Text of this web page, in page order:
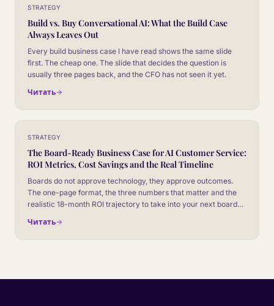
STRATEGY
Build vs. Buy Conversational AI: What the Build Case
Always Leaves Out
Every build business case I have read shows the same slide
first. The cheap one. The slide that decides the question is
usually three pages back, and the CFO has not seen it yet.
Читать
STRATEGY
The Board-Ready Business Case for AI Customer Service:
ROI Metrics, Cost Savings and the Real Timeline
Boards do not approve technology, they approve outcomes.
The one-page format, the three numbers that matter and the
realistic 18-month ROI trajectory to take into your next board
Читать